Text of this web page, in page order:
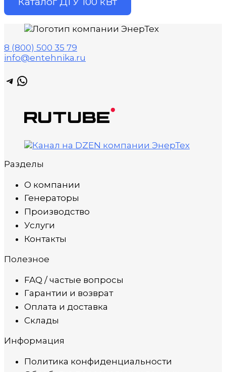
8 (800) 500 35 79
info@entehnika.ru
Telegram
WhatsApp
Разделы
О компании
Генераторы
Производство
Услуги
Контакты
Полезное
FAQ / частые вопросы
Гарантии и возврат
Оплата и доставка
Склады
Информация
Политика конфиденциальности